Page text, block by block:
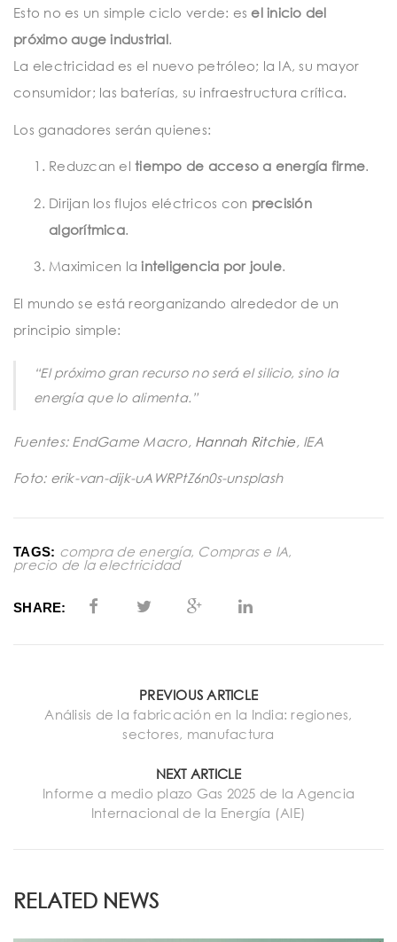
Esto no es un simple ciclo verde: esel inicio del
próximo auge industrial.
La electricidad es el nuevo petróleo; la IA, su mayor
consumidor; las baterías, su infraestructura crítica.
Los ganadores serán quienes:
Reduzcan el tiempo de acceso a energía firme.
Dirijan los flujos eléctricos con precisión
algorítmica.
Maximicen lainteligencia por joule.
El mundo se está reorganizando alrededor de un
principio simple:
“El próximo gran recurso no será el silicio, sino la
energía que lo alimenta.”
Fuentes: EndGame Macro, Hannah Ritchie, IEA
Foto: erik-van-dijk-uAWRPtZ6n0s-unsplash
TAGS: compra de energía, Compras e IA,
precio de la electricidad
SHARE:
PREVIOUS ARTICLE
Análisis de la fabricación en la India: regiones,
sectores, manufactura
NEXT ARTICLE
Informe a medio plazo Gas 2025 de la Agencia
Internacional de la Energía (AIE)
RELATED NEWS